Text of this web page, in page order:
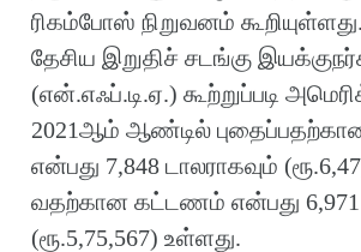
ரிகம்போஸ் நிறுவனம்
தேசிய இறுதிச் சடங்கு
(என்.எஃப்.டி.ஏ.) கூற்றுப்படி
2021ஆம் ஆண்டில்
என்பது 7,848 டாலராகவும்
வதற்கான கட்டணம் என்பது 6,971
(ரூ.5,75,567) உள்ளது.